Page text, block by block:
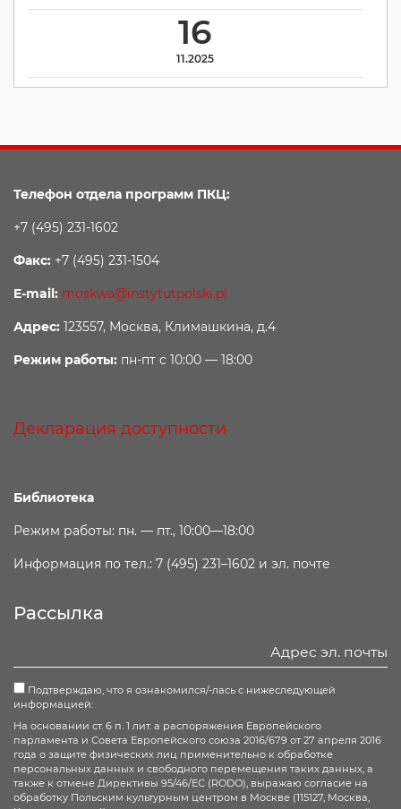
16
11.2025
Телефон отдела программ ПКЦ:
+7 (495) 231-1602
Факс: +7 (495) 231-1504
E-mail: moskwa@instytutpolski.pl
Адрес: 123557, Москва, Климашкина, д.4
Режим работы: пн-пт с 10:00 — 18:00
Декларация доступности
Библиотека
Режим работы: пн. — пт., 10:00—18:00
Информация по тел.: 7 (495) 231–1602 и эл. почте
Рассылка
Подтверждаю, что я ознакомился/-лась с нижеследующей
информацией:
На основании ст. 6 п. 1 лит. а распоряжения Европейского
парламента и Совета Европейского союза 2016/679 от 27 апреля 2016
года о защите физических лиц применительно к обработке
персональных данных и свободного перемещения таких данных, а
также к отмене Директивы 95/46/ЕС (RODO), выражаю согласие на
обработку Польским культурным центром в Москве (115127, Москва,